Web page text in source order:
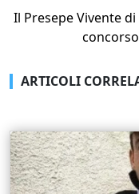
Il Presepe Vivente
ARTICOLI